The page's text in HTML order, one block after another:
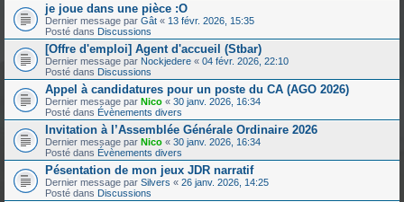
je joue dans une pièce :O
Dernier message par Gât « 13 févr. 2026, 15:35
Posté dans Discussions
[Offre d'emploi] Agent d'accueil (Stbar)
Dernier message par Nockjedere « 04 févr. 2026, 22:10
Posté dans Discussions
Appel à candidatures pour un poste du CA (AGO 2026)
Dernier message par Nico « 30 janv. 2026, 16:34
Posté dans Évènements divers
Invitation à l’Assemblée Générale Ordinaire 2026
Dernier message par Nico « 30 janv. 2026, 16:34
Posté dans Évènements divers
Pésentation de mon jeux JDR narratif
Dernier message par Silvers « 26 janv. 2026, 14:25
Posté dans Discussions